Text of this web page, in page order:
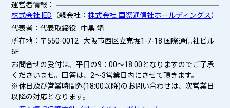
運営者情報：
株式会社 IED （親会社：株式会社 国際通信社ホールディングス）
代表者：代表取締役 中黒 靖
所在地：〒550-0012 大阪市西区立売堀1-7-18 国際通信社ビル
6F
お問合せの受付は、平日の9：00～18:00となりますのでご了承
くださいませ。回答は、2〜3営業日内にさせて頂きます。
※休日及び営業時間外(18:00以降)のお問い合わせは、次営業日
以降の対応となります。